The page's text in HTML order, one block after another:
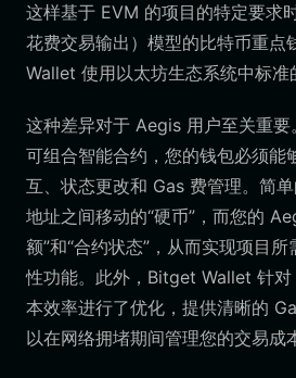
这样基于 EVM 的项目的特定要求
花费交易输出）模型的比特币重点
Wallet 使用以太坊生态系统中标准
这种差异对于 Aegis 用户至关重
可组合智能合约，您的钱包必须能
互、状态更改和 Gas 费管理。简
地址之间移动的“硬币”，而您的
额”和“合约状态”，从而实现项目
性功能。此外，Bitget Wallet 针
本效率进行了优化，提供清晰的
以在网络拥堵期间管理您的交易成